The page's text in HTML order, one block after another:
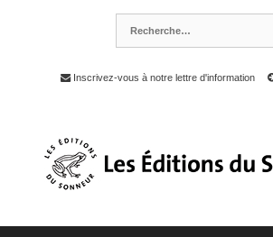
Inscrivez-vous à notre lettre d'information